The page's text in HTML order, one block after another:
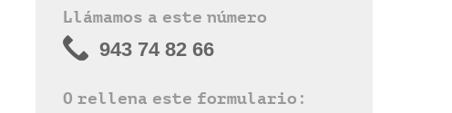
Llámamos a este número
943 74 82 66
O rellena este formulario: